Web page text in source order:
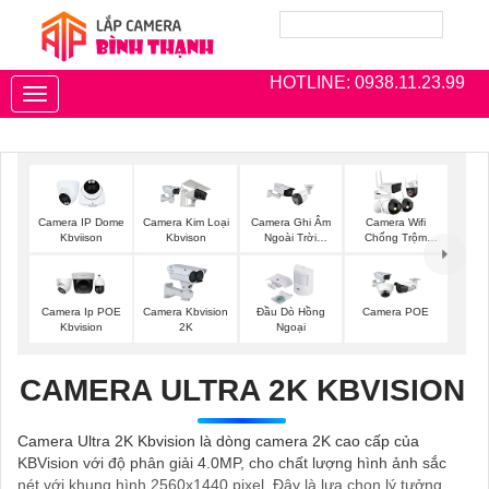
HOTLINE: 0938.11.23.99
Toggle
navigation
Camera IP Dome
Kbviison
Camera Kim Loại
Kbvison
Camera Ghi Âm
Ngoài Trời
Camera Wifi
Chống Trộm
Camera Ip POE
Kbvision
Camera Kbvision
2K
Đầu Dò Hồng
Ngoại
Camera POE
CAMERA ULTRA 2K KBVISION
Camera Ultra 2K Kbvision là dòng camera 2K cao cấp của
KBVision với độ phân giải 4.0MP, cho chất lượng hình ảnh sắc
nét với khung hình 2560x1440 pixel. Đây là lựa chọn lý tưởng